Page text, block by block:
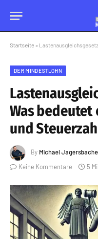
Startseite » Lastenausgleichsgesetz
DER MINDESTLOHN
Was bedeutet
und
By Michael
Keine Kommentare
5